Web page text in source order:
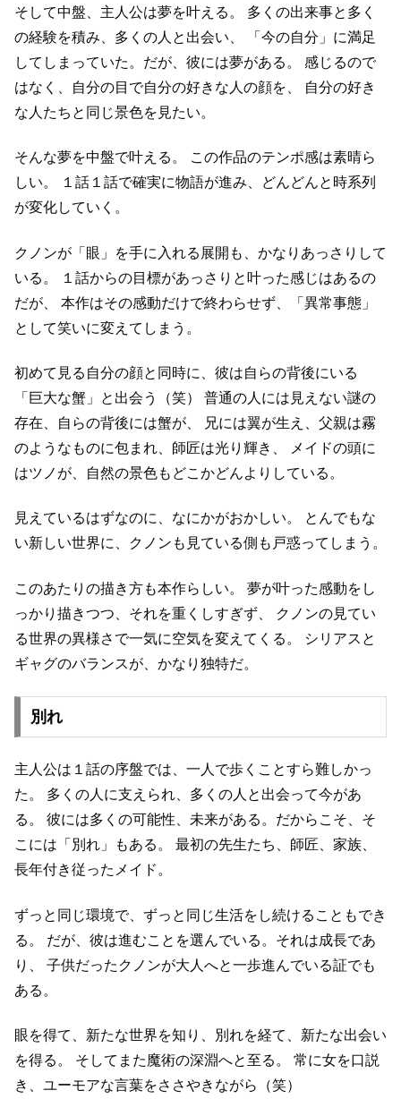
そして中盤、主人公は夢を叶える。
多くの出来事と多く
の経験を積み、多くの人と出会い、
「今の自分」に満足
してしまっていた。だが、彼には夢がある。
感じるので
はなく、自分の目で自分の好きな人の顔を、
自分の好き
な人たちと同じ景色を見たい。
そんな夢を中盤で叶える。
この作品のテンポ感は素晴ら
しい。
１話１話で確実に物語が進み、どんどんと時系列
が変化していく。
クノンが「眼」を手に入れる展開も、かなりあっさりして
いる。
１話からの目標があっさりと叶った感じはあるの
だが、
本作はその感動だけで終わらせず、「異常事態」
として笑いに変えてしまう。
初めて見る自分の顔と同時に、彼は自らの背後にいる
「巨大な蟹」と出会う（笑）
普通の人には見えない謎の
存在、自らの背後には蟹が、
兄には翼が生え、父親は霧
のようなものに包まれ、師匠は光り輝き、
メイドの頭に
はツノが、自然の景色もどこかどんよりしている。
見えているはずなのに、なにかがおかしい。
とんでもな
い新しい世界に、クノンも見ている側も戸惑ってしまう。
このあたりの描き方も本作らしい。
夢が叶った感動をし
っかり描きつつ、それを重くしすぎず、
クノンの見てい
る世界の異様さで一気に空気を変えてくる。
シリアスと
ギャグのバランスが、かなり独特だ。
別れ
主人公は１話の序盤では、一人で歩くことすら難しかっ
た。
多くの人に支えられ、多くの人と出会って今があ
る。
彼には多くの可能性、未来がある。だからこそ、そ
こには「別れ」もある。
最初の先生たち、師匠、家族、
長年付き従ったメイド。
ずっと同じ環境で、ずっと同じ生活をし続けることもでき
る。
だが、彼は進むことを選んでいる。それは成長であ
り、
子供だったクノンが大人へと一歩進んでいる証でも
ある。
眼を得て、新たな世界を知り、別れを経て、新たな出会い
を得る。
そしてまた魔術の深淵へと至る。
常に女を口説
き、ユーモアな言葉をささやきながら（笑）